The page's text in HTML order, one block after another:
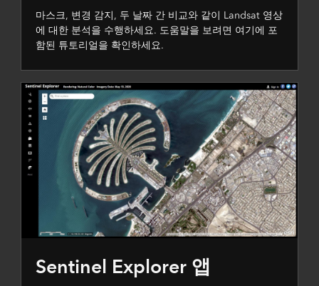
마스크, 변경 감지, 두 날짜 간 비교와 같이 Landsat 영상
에 대한 분석을 수행하세요. 도움말을 보려면 여기에 포
함된 튜토리얼을 확인하세요.
Sentinel Explorer 앱